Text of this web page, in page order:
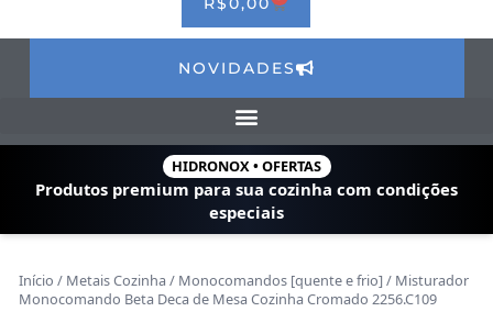
NOVIDADES
HIDRONOX • OFERTAS
Produtos premium para sua cozinha com condições
especiais
Início / Metais Cozinha / Monocomandos [quente e frio]/ Misturador
Monocomando Beta Deca de Mesa Cozinha Cromado 2256.C109